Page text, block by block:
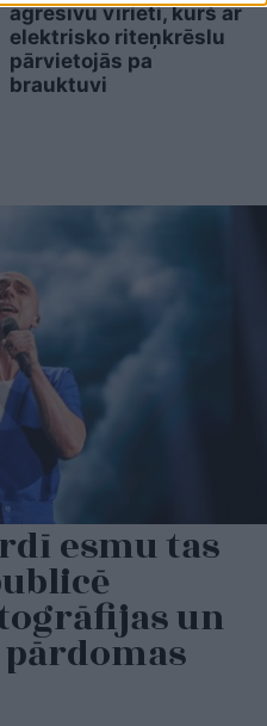
agresīvu vīrieti, kurš ar
elektrisko riteņkrēslu
pārvietojās pa
brauktuvi
esmu tas
un